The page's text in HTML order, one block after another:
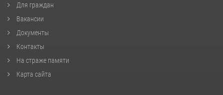
Для граждан
Вакансии
Документы
Контакты
На страже памяти
Карта сайта